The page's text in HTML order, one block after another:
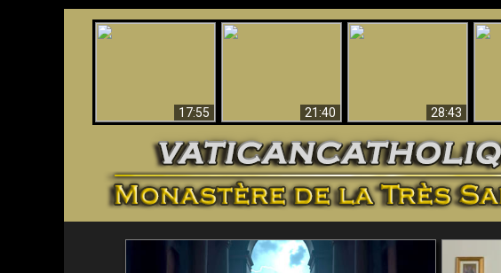
17:55
21:40
28:43